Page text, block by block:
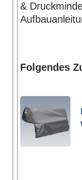
&
Folgendes